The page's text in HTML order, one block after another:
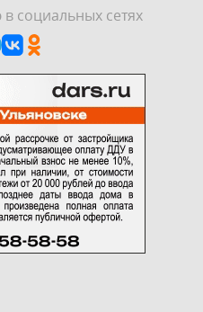
социальных сетях